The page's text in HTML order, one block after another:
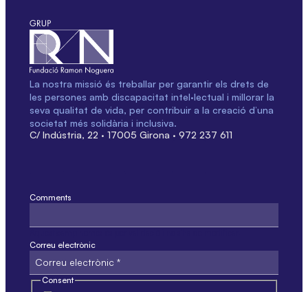
La nostra missió és treballar per garantir els drets de
les persones amb discapacitat intel·lectual i millorar la
seva qualitat de vida, per contribuir a la creació d’una
societat més solidària i inclusiva.
C/ Indústria, 22 · 17005 Girona · 972 237 611
Comments
Correu electrònic
Consent